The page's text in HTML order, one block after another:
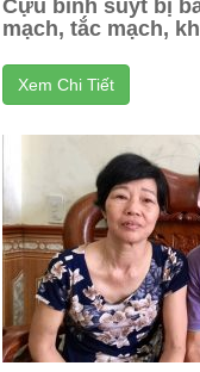
Cựu binh suýt bị
mạch, tắc mạch,
Xem Chi Tiết